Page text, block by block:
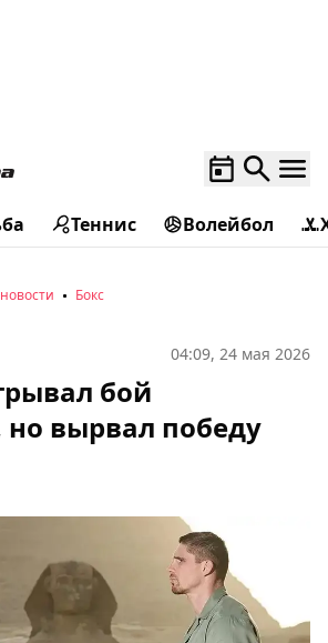
Теннис Волейбол
Бокс
04:09, 24 мая 2026
бой
но вырвал победу